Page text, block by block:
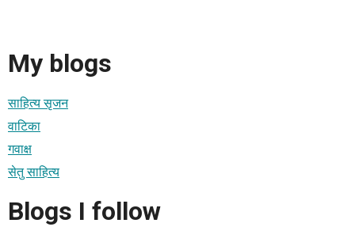
My blogs
साहित्य सृजन
वाटिका
गवाक्ष
सेतु साहित्य
Blogs I follow